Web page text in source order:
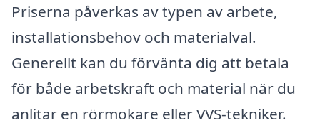
Priserna påverkas av typen av arbete,
installationsbehov och materialval.
Generellt kan du förvänta dig att betala
för både arbetskraft och material när du
anlitar en rörmokare eller VVS-tekniker.